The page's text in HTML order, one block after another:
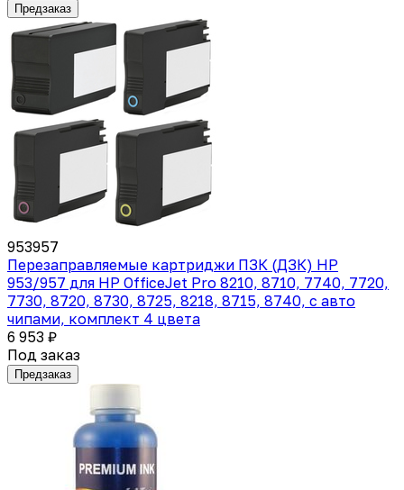
Предзаказ
953957
Перезаправляемые картриджи ПЗК (ДЗК) HP
953/957 для HP OfficeJet Pro 8210, 8710, 7740, 7720,
7730, 8720, 8730, 8725, 8218, 8715, 8740, с авто
чипами, комплект 4 цвета
6 953 ₽
Под заказ
Предзаказ